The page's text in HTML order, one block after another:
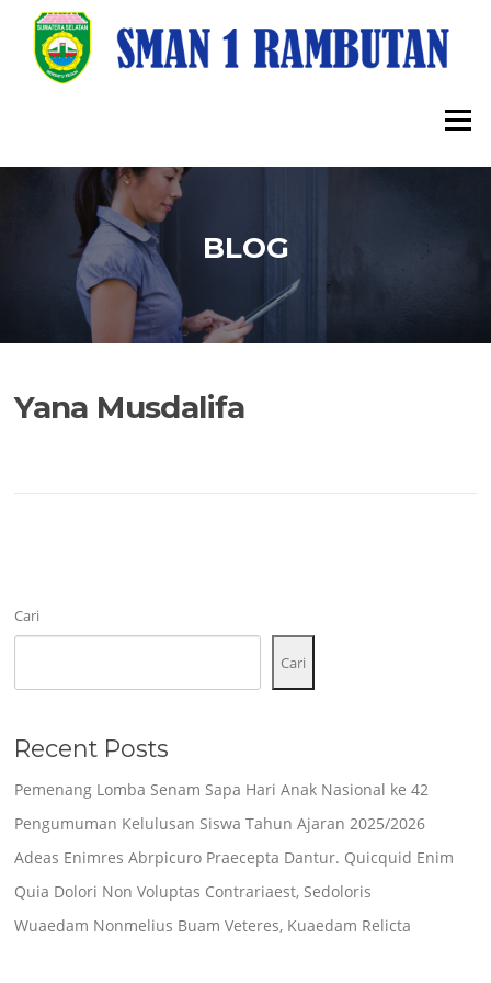
Lompat
konten
Menu
BLOG
Yana Musdalifa
Cari
Cari
Recent Posts
Pemenang Lomba Senam Sapa Hari Anak Nasional ke 42
Pengumuman Kelulusan Siswa Tahun Ajaran 2025/2026
Adeas Enimres Abrpicuro Praecepta Dantur. Quicquid Enim
Quia Dolori Non Voluptas Contrariaest, Sedoloris
Wuaedam Nonmelius Buam Veteres, Kuaedam Relicta